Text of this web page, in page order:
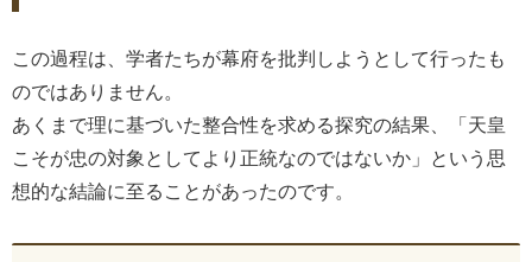
この過程は、学者たちが幕府を批判しようとして行ったも
のではありません。
あくまで理に基づいた整合性を求める探究の結果、「天皇
こそが忠の対象としてより正統なのではないか」という思
想的な結論に至ることがあったのです。